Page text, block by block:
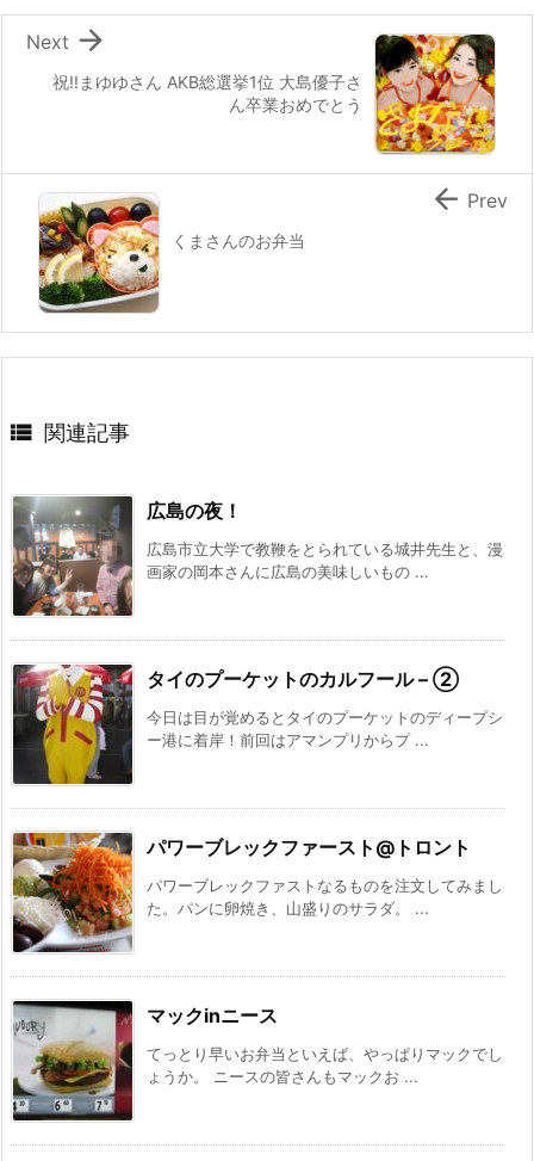
祝!!まゆゆさん AKB総選挙1位 大島優子さ
ん卒業おめでとう

Next
くまさんのお弁当
 Prev
 関連記事
広島の夜！
広島市立大学で教鞭をとられている城井先生と、漫
画家の岡本さんに広島の美味しいもの ...
タイのプーケットのカルフール – ②
今日は目が覚めるとタイのプーケットのディープシ
ー港に着岸！前回はアマンプリからプ ...
パワーブレックファースト@トロント
パワーブレックファストなるものを注文してみまし
た。パンに卵焼き、山盛りのサラダ。 ...
マックinニース
てっとり早いお弁当といえば、やっぱりマックでし
ょうか。 ニースの皆さんもマックお ...